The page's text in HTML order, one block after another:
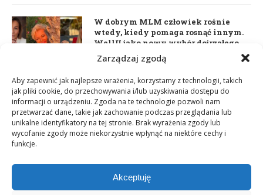
Zarządzaj zgodą
Aby zapewnić jak najlepsze wrażenia, korzystamy z technologii, takich
jak pliki cookie, do przechowywania i/lub uzyskiwania dostępu do
informacji o urządzeniu. Zgoda na te technologie pozwoli nam
przetwarzać dane, takie jak zachowanie podczas przeglądania lub
unikalne identyfikatory na tej stronie. Brak wyrażenia zgody lub
wycofanie zgody może niekorzystnie wpłynąć na niektóre cechy i
funkcje.
Akceptuję
W dobrym MLM człowiek rośnie
wtedy, kiedy pomaga rosnąć innym.
WellU jako nowy wybór dojrzałego
lidera
Daria Dudzik. Kocham Cię
17 kwietnia 2026